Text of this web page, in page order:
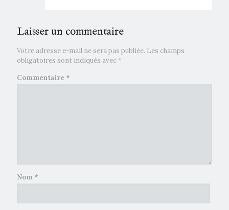
Laisser un commentaire
Votre adresse e-mail ne sera pas publiée. Les champs
obligatoires sont indiqués avec *
Commentaire *
Nom *